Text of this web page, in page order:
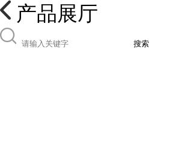
产品展厅
搜索